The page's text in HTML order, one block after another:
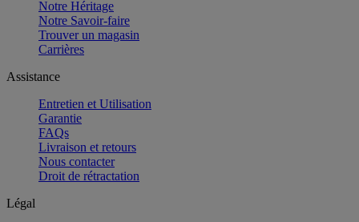
Notre Héritage
Notre Savoir-faire
Trouver un magasin
Carrières
Assistance
Entretien et Utilisation
Garantie
FAQs
Livraison et retours
Nous contacter
Droit de rétractation
Légal